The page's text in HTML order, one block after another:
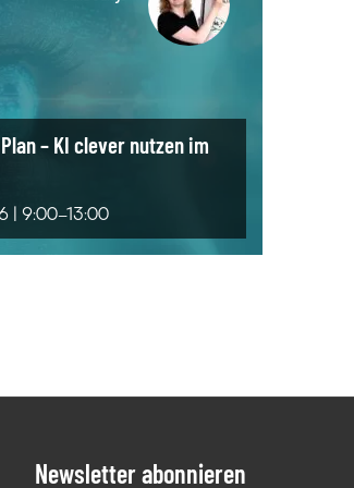
– KI clever nutzen im
| 9:00–13:00
Newsletter abonnieren